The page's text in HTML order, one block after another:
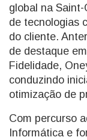
global na
de tecnologias
do cliente.
de destaque
Fidelidade,
conduzindo
otimização de
Com percurso
Informática e